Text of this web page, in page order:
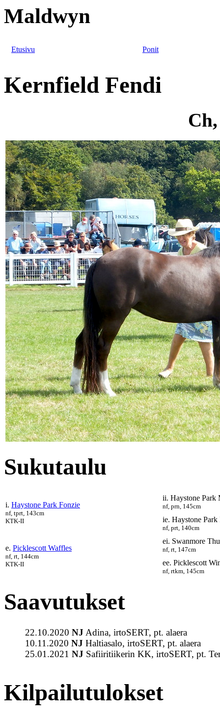
Maldwyn
Etusivu Ponit
Kernfield Fendi
Sukutaulu
i. Haystone Park Fonzie
nf, tprt, 143cm
KTK-II
ii. Haystone
nf, prn, 145cm
ie. Haystone Park
nf, prt, 140cm
e. Picklescott Waffles
nf, rt, 144cm
KTK-II
ei. Swanmore
nf, rt, 147cm
ee. Picklescott
nf, rtkm, 145cm
Saavutukset
22.10.2020 NJ Adina, irtoSERT, pt. alaera
10.11.2020 NJ Haltiasalo, irtoSERT, pt. alaera
25.01.2021 NJ Safiiritiikerin KK, irtoSERT, pt.
Kilpailutulokset